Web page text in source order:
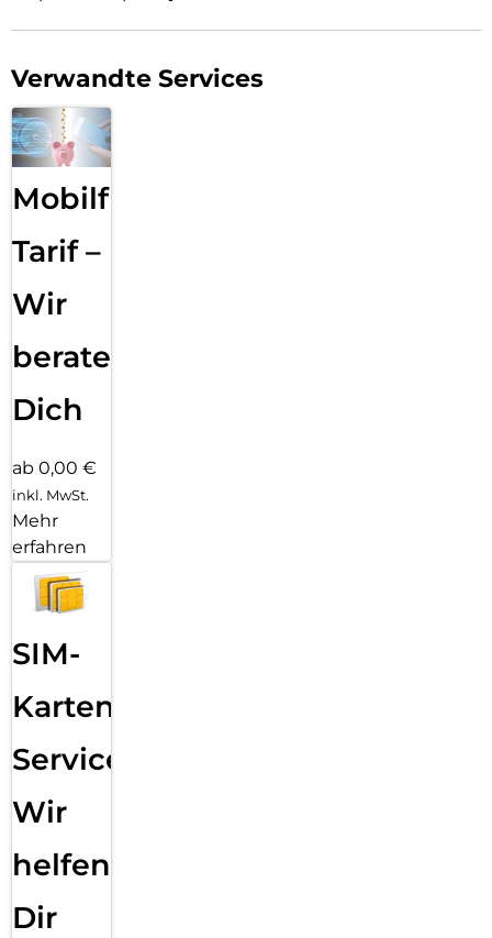
Verwandte Services
Mobilfunk
Tarif –
Wir
beraten
Dich
ab 0,00 €
inkl. MwSt.
Mehr
erfahren
SIM-
Karten
Service:
Wir
helfen
Dir